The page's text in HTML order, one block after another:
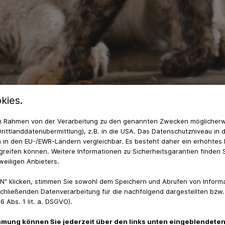
Rahmen von der Verarbeitung zu den genannten Zwecken
z.B. in die USA. Das Datenschutzniveau in
den EU-/EWR-Ländern vergleichbar. Es besteht daher ein erhöhtes
können. Weitere Informationen zu Sicherheitsgarantien finden
Anbieters.
klicken, stimmen Sie sowohl dem Speichern und Abrufen von
Datenverarbeitung für die nachfolgend dargestellten
Abs. 1 lit. a. DSGVO).
können Sie jederzeit über den links unten